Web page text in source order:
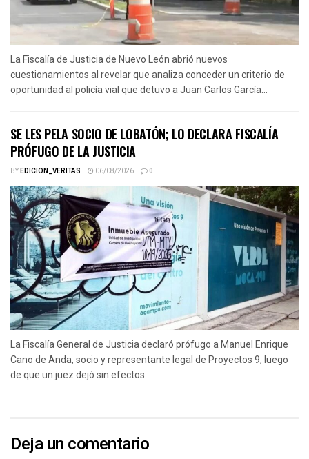
La Fiscalía de Justicia de Nuevo León abrió nuevos
cuestionamientos al revelar que analiza conceder un criterio de
oportunidad al policía vial que detuvo a Juan Carlos García...
SE LES PELA SOCIO DE LOBATÓN; LO DECLARA FISCALÍA
PRÓFUGO DE LA JUSTICIA
BYEDICION_VERITAS 06/08/2026 0
La Fiscalía General de Justicia declaró prófugo a Manuel Enrique
Cano de Anda, socio y representante legal de Proyectos 9, luego
de que un juez dejó sin efectos...
Deja un comentario